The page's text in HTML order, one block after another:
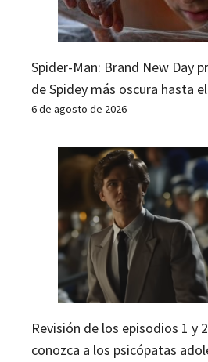
Spider-Man: Brand New Day
de Spidey más oscura hasta
6 de agosto de 2026
Revisión de los episodios 1 y
conozca a los psicópatas